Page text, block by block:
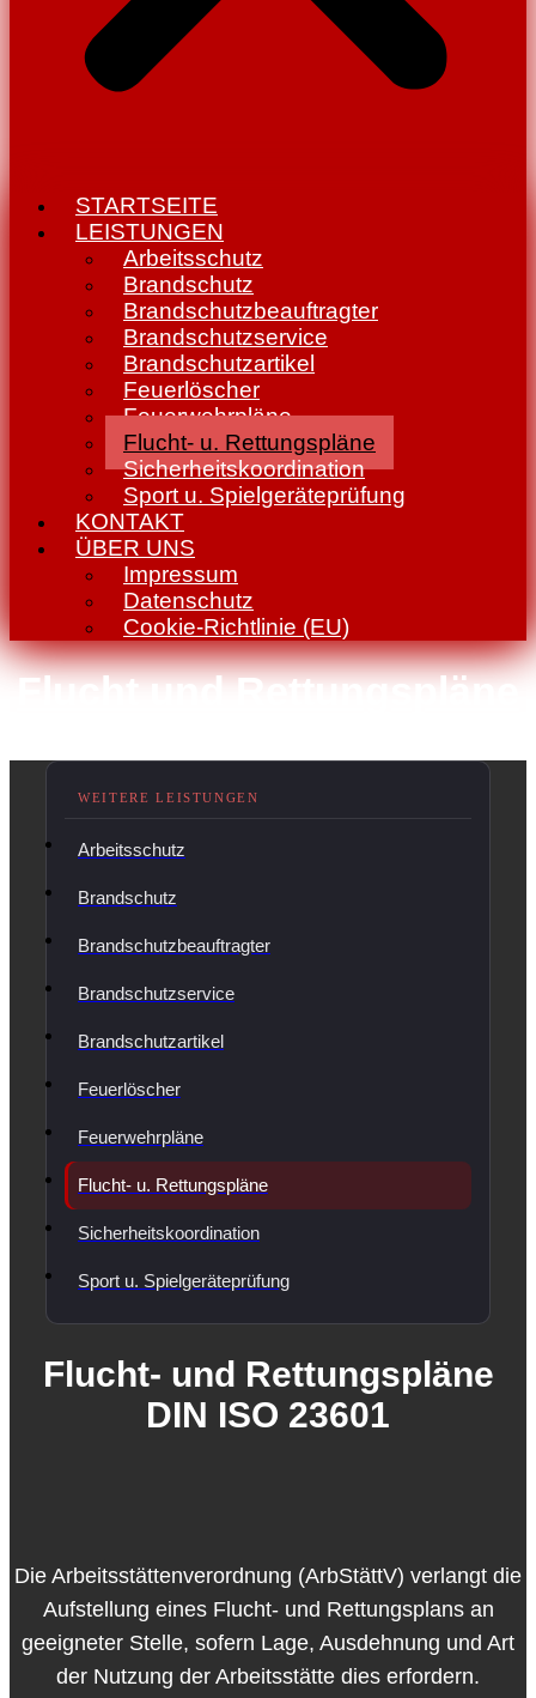
STARTSEITE
LEISTUNGEN
Arbeitsschutz
Brandschutz
Brandschutzbeauftragter
Brandschutzservice
Brandschutzartikel
Feuerlöscher
Feuerwehrpläne
Flucht- u. Rettungspläne
Sicherheitskoordination
Sport u. Spielgeräteprüfung
KONTAKT
ÜBER UNS
Impressum
Datenschutz
Cookie-Richtlinie (EU)
Flucht und Rettungspläne
Arbeitsschutz
Brandschutz
Brandschutzbeauftragter
Brandschutzservice
Brandschutzartikel
Feuerlöscher
Feuerwehrpläne
Flucht- u. Rettungspläne
Sicherheitskoordination
Sport u. Spielgeräteprüfung
Flucht- und Rettungspläne
DIN ISO 23601
Die Arbeitsstättenverordnung (ArbStättV) verlangt die
Aufstellung eines Flucht- und Rettungsplans an
geeigneter Stelle, sofern Lage, Ausdehnung und Art
der Nutzung der Arbeitsstätte dies erfordern.